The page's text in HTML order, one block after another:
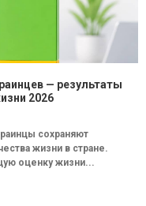
— результаты
2026
сохраняют
жизни в стране.
оценку жизни...